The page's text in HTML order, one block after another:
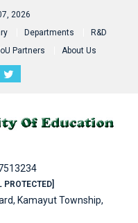
2026
Departments
R&D
Partners About Us
PROTECTED]
Kamayut Township,